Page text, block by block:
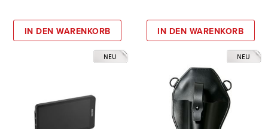
IN DEN WARENKORB IN DEN WARENKORB
NEU NEU